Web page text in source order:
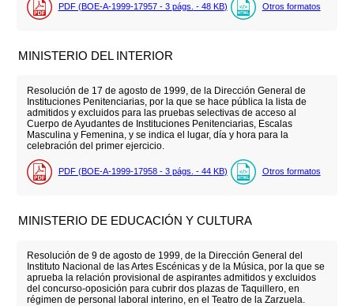
PDF (BOE-A-1999-17957 - 3 págs. - 48 KB) Otros formatos
MINISTERIO DEL INTERIOR
Resolución de 17 de agosto de 1999, de la Dirección General de
Instituciones Penitenciarias, por la que se hace pública la lista de
admitidos y excluidos para las pruebas selectivas de acceso al
Cuerpo de Ayudantes de Instituciones Penitenciarias, Escalas
Masculina y Femenina, y se indica el lugar, día y hora para la
celebración del primer ejercicio.
PDF (BOE-A-1999-17958 - 3 págs. - 44 KB) Otros formatos
MINISTERIO DE EDUCACIÓN Y CULTURA
Resolución de 9 de agosto de 1999, de la Dirección General del
Instituto Nacional de las Artes Escénicas y de la Música, por la que se
aprueba la relación provisional de aspirantes admitidos y excluidos
del concurso-oposición para cubrir dos plazas de Taquillero, en
régimen de personal laboral interino, en el Teatro de la Zarzuela.